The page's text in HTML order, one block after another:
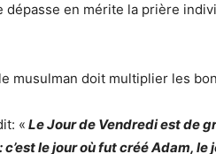
dépasse en mérite la prière
le musulman doit multiplier les
« Le Jour de Vendredi est de
le jour où fut créé Adam, le